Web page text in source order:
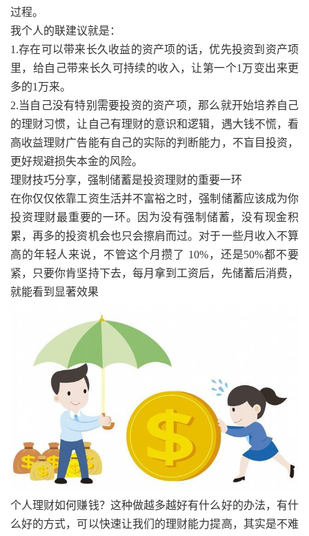
过程。
我个人的联建议就是：
1.存在可以带来长久收益的资产项的话，优先投资到资产项
里，给自己带来长久可持续的收入，让第一个1万变出来更
多的1万来。
2.当自己没有特别需要投资的资产项，那么就开始培养自己
的理财习惯，让自己有理财的意识和逻辑，遇大钱不慌，看
高收益理财广告能有自己的实际的判断能力，不盲目投资，
更好规避损失本金的风险。
理财技巧分享，强制储蓄是投资理财的重要一环
在你仅仅依靠工资生活并不富裕之时，强制储蓄应该成为你
投资理财最重要的一环。因为没有强制储蓄，没有现金积
累，再多的投资机会也只会擦肩而过。对于一些月收入不算
高的年轻人来说，不管这个月攒了 10%，还是50%都不要
紧，只要你肯坚持下去，每月拿到工资后，先储蓄后消费，
就能看到显著效果
个人理财如何赚钱？这种做越多越好有什么好的办法，有什
么好的方式，可以快速让我们的理财能力提高，其实是不难